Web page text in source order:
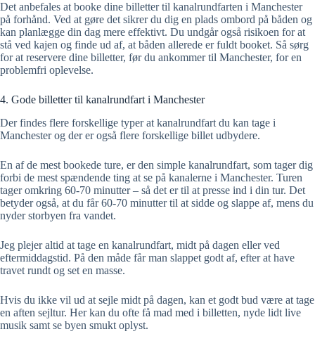
Det anbefales at booke dine billetter til kanalrundfarten i Manchester
på forhånd. Ved at gøre det sikrer du dig en plads ombord på båden og
kan planlægge din dag mere effektivt. Du undgår også risikoen for at
stå ved kajen og finde ud af, at båden allerede er fuldt booket. Så sørg
for at reservere dine billetter, før du ankommer til Manchester, for en
problemfri oplevelse.
4. Gode billetter til kanalrundfart i Manchester
Der findes flere forskellige typer at kanalrundfart du kan tage i
Manchester og der er også flere forskellige billet udbydere.
En af de mest bookede ture, er den simple kanalrundfart, som tager dig
forbi de mest spændende ting at se på kanalerne i Manchester. Turen
tager omkring 60-70 minutter – så det er til at presse ind i din tur. Det
betyder også, at du får 60-70 minutter til at sidde og slappe af, mens du
nyder storbyen fra vandet.
Jeg plejer altid at tage en kanalrundfart, midt på dagen eller ved
eftermiddagstid. På den måde får man slappet godt af, efter at have
travet rundt og set en masse.
Hvis du ikke vil ud at sejle midt på dagen, kan et godt bud være at tage
en aften sejltur. Her kan du ofte få mad med i billetten, nyde lidt live
musik samt se byen smukt oplyst.